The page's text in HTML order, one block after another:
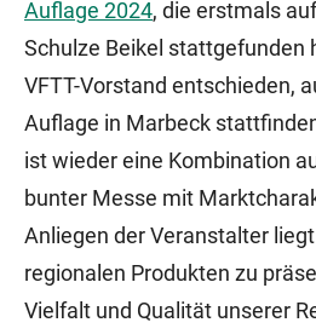
Auflage 2024, die erstmals
Schulze Beikel stattgefunden
VFTT-Vorstand entschieden,
Auflage in Marbeck
ist wieder eine Kombination
bunter Messe mit
Anliegen der Veranstalter
regionalen Produkten zu
Vielfalt und Qualität unserer